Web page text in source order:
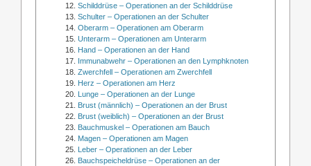
Schilddrüse – Operationen an der Schilddrüse
Schulter – Operationen an der Schulter
Oberarm – Operationen am Oberarm
Unterarm – Operationen am Unterarm
Hand – Operationen an der Hand
Immunabwehr – Operationen an den Lymphknoten
Zwerchfell – Operationen am Zwerchfell
Herz – Operationen am Herz
Lunge – Operationen an der Lunge
Brust (männlich) – Operationen an der Brust
Brust (weiblich) – Operationen an der Brust
Bauchmuskel – Operationen am Bauch
Magen – Operationen am Magen
Leber – Operationen an der Leber
Bauchspeicheldrüse – Operationen an der